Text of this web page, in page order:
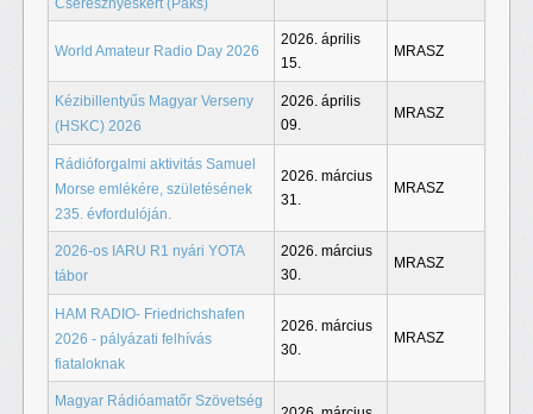
World Amateur Radio Day 2026
2026. április
15.
MRASZ
Kézibillentyűs Magyar Verseny
(HSKC) 2026
2026. április
09.
MRASZ
Rádióforgalmi aktivitás Samuel
Morse emlékére, születésének
235. évfordulóján.
2026. március
31.
MRASZ
2026-os IARU R1 nyári YOTA
tábor
2026. március
30.
MRASZ
HAM RADIO- Friedrichshafen
2026 - pályázati felhívás
fiataloknak
2026. március
30.
MRASZ
Magyar Rádióamatőr Szövetség